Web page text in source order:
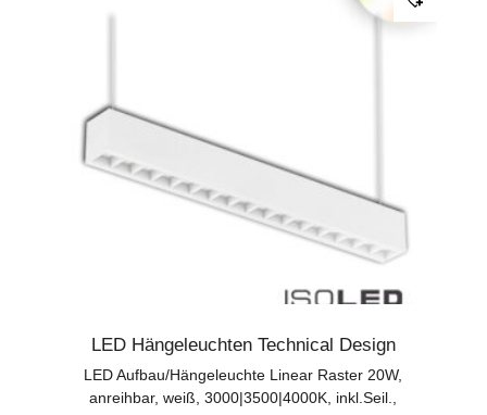
LED Hängeleuchten Technical Design
LED Aufbau/Hängeleuchte Linear Raster 20W,
anreihbar, weiß, 3000|3500|4000K, inkl.Seil.,